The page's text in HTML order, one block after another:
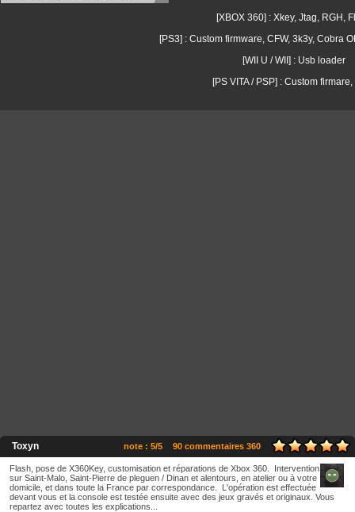
[XBOX 360] : Xkey, Jtag, RGH,
[PS3] : Custom firmware, CFW, 3k3y, Cobra
[WII U / WII] : Usb loader
[PS VITA / PSP] : Custom firmare,
Toxyn 90 commentaires 360
note : 5/5
Flash, pose de X360Key, customisation et réparations de Xbox 360. Intervention
sur Saint-Malo, Saint-Pierre de pleguen / Dinan et alentours, en atelier ou à votre
domicile, et dans toute la France par correspondance. L'opération est effectuée
devant vous et la console est testée ensuite avec des jeux gravés et originaux. Vous
repartez avec toutes les explications...